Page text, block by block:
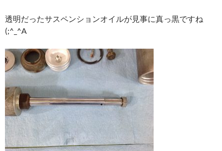
透明だったサスペンションオイルが見事に真っ黒ですね
(;^_^A